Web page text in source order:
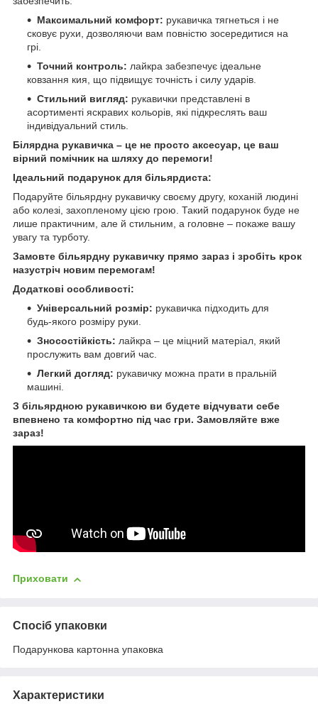
Максимальний комфорт: рукавичка тягнеться і не
сковує рухи, дозволяючи вам повністю зосередитися на
грі.
Точний контроль: лайкра забезпечує ідеальне
ковзання кия, що підвищує точність і силу ударів.
Стильний вигляд: рукавички представлені в
асортименті яскравих кольорів, які підкреслять ваш
індивідуальний стиль.
Білярдна рукавичка – це не просто аксесуар, це ваш
вірний помічник на шляху до перемоги!
Ідеальний подарунок для більярдиста:
Подаруйте більярдну рукавичку своєму другу, коханій людині
або колезі, захопленому цією грою. Такий подарунок буде не
лише практичним, але й стильним, а головне – покаже вашу
увагу та турботу.
Замовте більярдну рукавичку прямо зараз і зробіть крок
назустріч новим перемогам!
Додаткові особливості:
Універсальний розмір: рукавичка підходить для
будь-якого розміру руки.
Зносостійкість: лайкра – це міцний матеріал, який
прослужить вам довгий час.
Легкий догляд: рукавичку можна прати в пральній
машині.
З більярдною рукавичкою ви будете відчувати себе
впевнено та комфортно під час гри. Замовляйте вже
зараз!
Приховати
Спосіб упаковки
Подарункова картонна упаковка
Характеристики